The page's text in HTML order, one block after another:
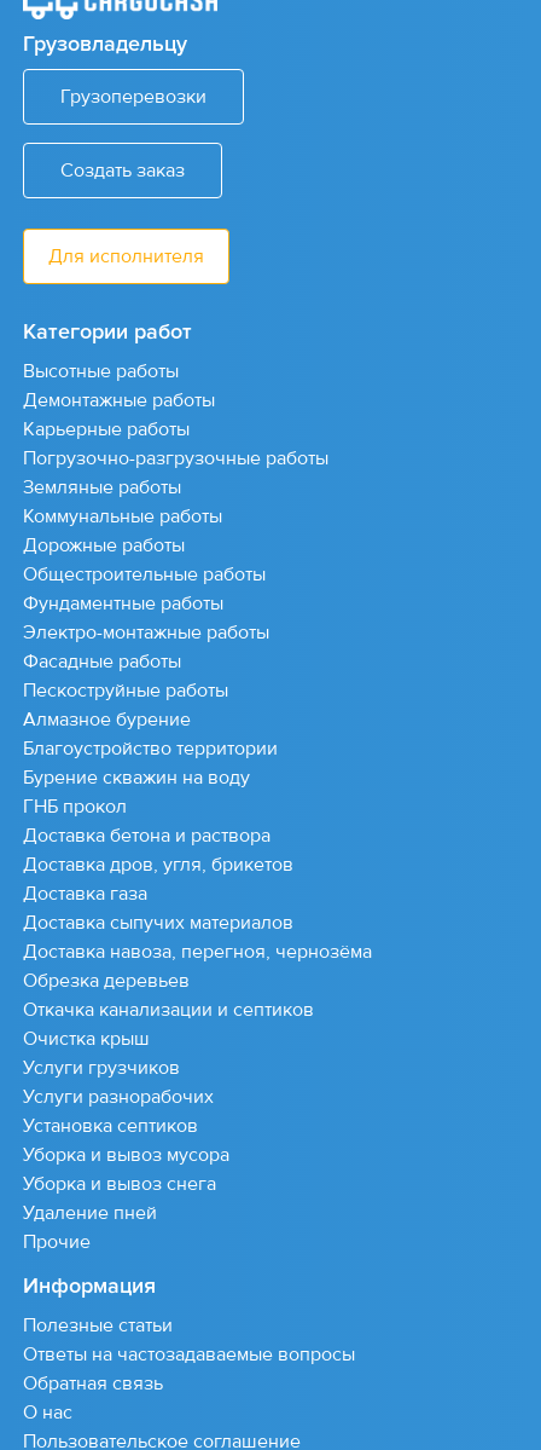
Грузовладельцу
Грузоперевозки
Создать заказ
Для исполнителя
Категории работ
Высотные работы
Демонтажные работы
Карьерные работы
Погрузочно-разгрузочные работы
Земляные работы
Коммунальные работы
Дорожные работы
Общестроительные работы
Фундаментные работы
Электро-монтажные работы
Фасадные работы
Пескоструйные работы
Алмазное бурение
Благоустройство территории
Бурение скважин на воду
ГНБ прокол
Доставка бетона и раствора
Доставка дров, угля, брикетов
Доставка газа
Доставка сыпучих материалов
Доставка навоза, перегноя, чернозёма
Обрезка деревьев
Откачка канализации и септиков
Очистка крыш
Услуги грузчиков
Услуги разнорабочих
Установка септиков
Уборка и вывоз мусора
Уборка и вывоз снега
Удаление пней
Прочие
Информация
Полезные статьи
Ответы на частозадаваемые вопросы
Обратная связь
О нас
Пользовательское соглашение